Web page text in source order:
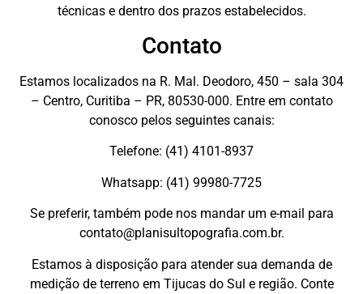
técnicas e dentro dos prazos estabelecidos.
Contato
Estamos localizados na R. Mal. Deodoro, 450 – sala 304
– Centro, Curitiba – PR, 80530-000. Entre em contato
conosco pelos seguintes canais:
Telefone: (41) 4101-8937
Whatsapp: (41) 99980-7725
Se preferir, também pode nos mandar um e-mail para
contato@planisultopografia.com.br.
Estamos à disposição para atender sua demanda de
medição de terreno em Tijucas do Sul e região. Conte